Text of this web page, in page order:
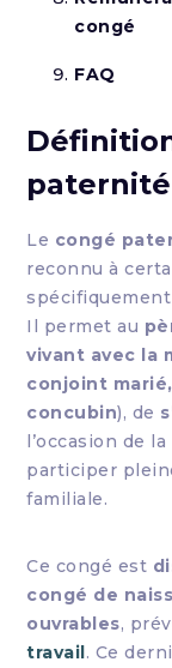
congé
FAQ
paternité
Le congé
reconnu à
Il permet au
vivant avec la
conjoint marié,
concubin), de
l’occasion de
participer
familiale.
Ce congé est
congé de
ouvrables,
travail. Ce